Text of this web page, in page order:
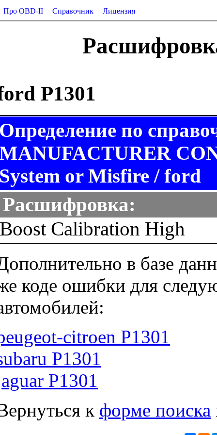
Про OBD-II Справочник Лицензия
P1301
по
or Misfire / ford
Расшифровка:
Boost Calibration High
в базе
коде ошибки для
citroen P1301
P1301
P1301
к форме поиска